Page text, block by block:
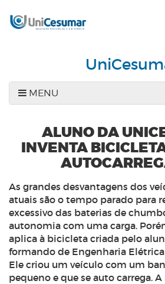
MENU
ALUNO DA
INVENTA
As grandes desvantagens dos
atuais são o tempo parado para
excessivo das baterias de
autonomia com uma carga.
aplica à bicicleta criada pelo
formando de Engenharia
Ele criou um veículo com um
pequeno e que se auto carrega.